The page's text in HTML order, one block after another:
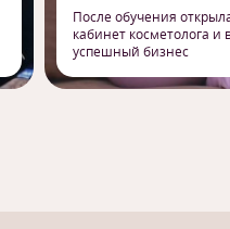
После обучения
кабинет косметолога и
успешный бизнес